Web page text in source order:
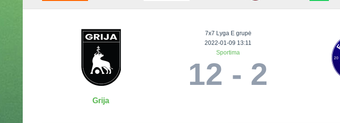
Grija
7x7 Lyga E grupė
2022-01-09 13:11
Sportima
12 - 2